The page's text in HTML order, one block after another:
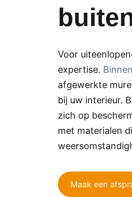
Voor
expertise. Binnen
afgewerkte
bij uw interieur.
zich op
met materialen
Maak een